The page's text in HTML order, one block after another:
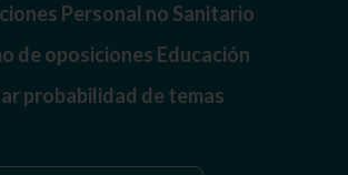
Personal no Sanitario
de oposiciones Educación
probabilidad de temas